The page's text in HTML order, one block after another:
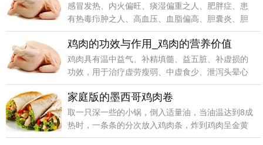
感冒发热、内火偏旺、痰湿偏重之人、肥胖症、患
有热毒疖肿之人、高血压、血脂偏高、胆囊炎、胆
石症的人忌食
鸡肉的功效与作用_鸡肉的营养价值
鸡肉具有温中益气、补精填髓、益五脏、补虚损的
功效，用于治疗虚劳瘦弱、中虚食少、泄泻头晕心
悸、月经不调
家庭版的墨西哥鸡肉卷
取一只深一些的小锅，倒入适量油，当油温达到8成
热时，一条条的分次放入鸡肉条，炸到鸡肉呈金黄
色即可捞出